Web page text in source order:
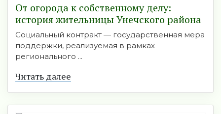
От огорода к собственному делу:
история жительницы Унечского района
Социальный контракт — государственная мера
поддержки, реализуемая в рамках
регионального ...
Читать далее